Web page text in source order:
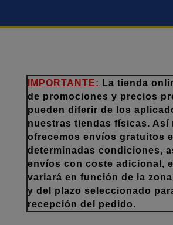
IMPORTANTE: La tienda
de promociones y precios
pueden diferir de los
nuestras tiendas físicas. Así
ofrecemos envíos gratuitos
determinadas condiciones,
envíos con coste adicional,
variará en función de la
y del plazo seleccionado
recepción del pedido.